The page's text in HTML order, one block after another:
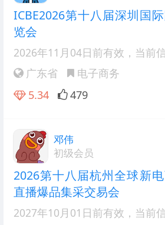
ICBE2026第十八届深圳国
览会
2026年11月04日前有效 ，当前
广东省
电子商务
5.34
479
邓伟
初级会员
2026第十八届杭州全球新
直播爆品集采交易会
2027年10月01日前有效 ，当前